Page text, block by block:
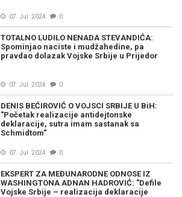
07. Jul. 2024 0
TOTALNO LUDILO NENADA STEVANDIĆA:
Spominjao naciste i mudžahedine, pa
pravdao dolazak Vojske Srbije u Prijedor
07. Jul. 2024 0
DENIS BEĆIROVIĆ O VOJSCI SRBIJE U BiH:
"Početak realizacije antidejtonske
deklaracije, sutra imam sastanak sa
Schmidtom"
07. Jul. 2024 0
EKSPERT ZA MEĐUNARODNE ODNOSE IZ
WASHINGTONA ADNAN HADROVIĆ: "Defile
Vojske Srbije – realizacija deklaracije